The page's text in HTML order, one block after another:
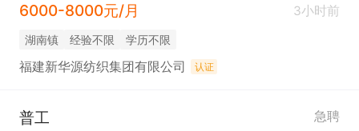
6000-8000元/月 3小时前
​湖南镇 经验不限 学历不限
福建新华源纺织集团有限公司 认证
普工 急聘